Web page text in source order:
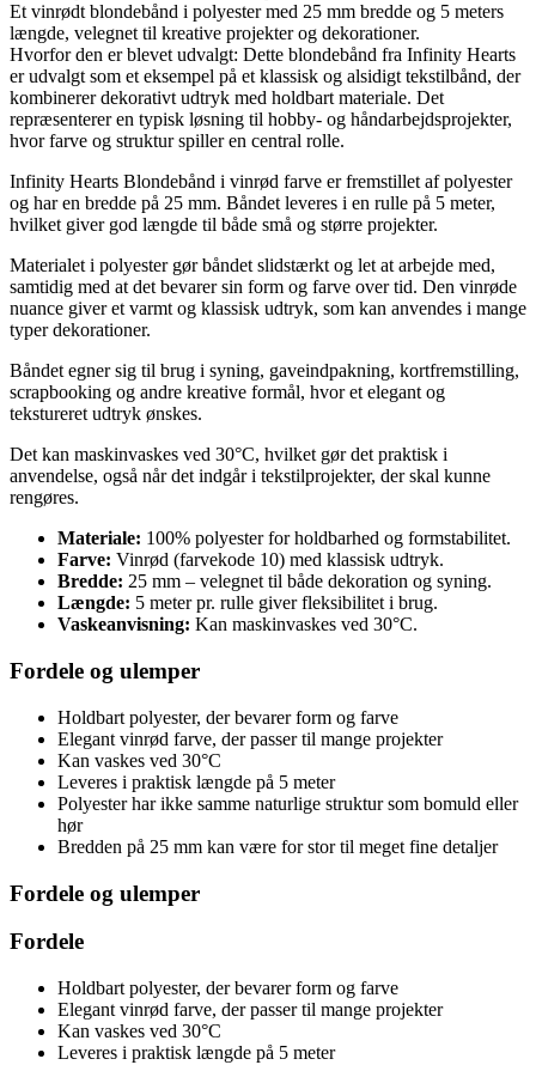
Et vinrødt blondebånd i polyester med 25 mm bredde og 5 meters
længde, velegnet til kreative projekter og dekorationer.
Hvorfor den er blevet udvalgt: Dette blondebånd fra Infinity Hearts
er udvalgt som et eksempel på et klassisk og alsidigt tekstilbånd, der
kombinerer dekorativt udtryk med holdbart materiale. Det
repræsenterer en typisk løsning til hobby- og håndarbejdsprojekter,
hvor farve og struktur spiller en central rolle.
Infinity Hearts Blondebånd i vinrød farve er fremstillet af polyester
og har en bredde på 25 mm. Båndet leveres i en rulle på 5 meter,
hvilket giver god længde til både små og større projekter.
Materialet i polyester gør båndet slidstærkt og let at arbejde med,
samtidig med at det bevarer sin form og farve over tid. Den vinrøde
nuance giver et varmt og klassisk udtryk, som kan anvendes i mange
typer dekorationer.
Båndet egner sig til brug i syning, gaveindpakning, kortfremstilling,
scrapbooking og andre kreative formål, hvor et elegant og
tekstureret udtryk ønskes.
Det kan maskinvaskes ved 30°C, hvilket gør det praktisk i
anvendelse, også når det indgår i tekstilprojekter, der skal kunne
rengøres.
Materiale: 100% polyester for holdbarhed og formstabilitet.
Farve: Vinrød (farvekode 10) med klassisk udtryk.
Bredde: 25 mm – velegnet til både dekoration og syning.
Længde: 5 meter pr. rulle giver fleksibilitet i brug.
Vaskeanvisning: Kan maskinvaskes ved 30°C.
Fordele og ulemper
Holdbart polyester, der bevarer form og farve
Elegant vinrød farve, der passer til mange projekter
Kan vaskes ved 30°C
Leveres i praktisk længde på 5 meter
Polyester har ikke samme naturlige struktur som bomuld eller
hør
Bredden på 25 mm kan være for stor til meget fine detaljer
Fordele og ulemper
Fordele
Holdbart polyester, der bevarer form og farve
Elegant vinrød farve, der passer til mange projekter
Kan vaskes ved 30°C
Leveres i praktisk længde på 5 meter